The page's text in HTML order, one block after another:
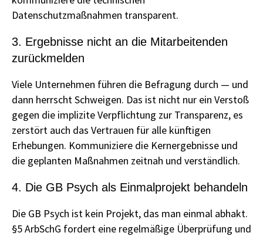
Datenschutzmaßnahmen transparent.
3. Ergebnisse nicht an die Mitarbeitenden
zurückmelden
Viele Unternehmen führen die Befragung durch — und
dann herrscht Schweigen. Das ist nicht nur ein Verstoß
gegen die implizite Verpflichtung zur Transparenz, es
zerstört auch das Vertrauen für alle künftigen
Erhebungen. Kommuniziere die Kernergebnisse und
die geplanten Maßnahmen zeitnah und verständlich.
4. Die GB Psych als Einmalprojekt behandeln
Die GB Psych ist kein Projekt, das man einmal abhakt.
§5 ArbSchG fordert eine regelmäßige Überprüfung und